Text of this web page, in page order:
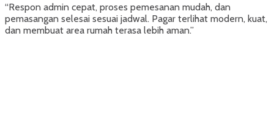
“Respon admin cepat, proses pemesanan mudah, dan
pemasangan selesai sesuai jadwal. Pagar terlihat modern, kuat,
dan membuat area rumah terasa lebih aman.”